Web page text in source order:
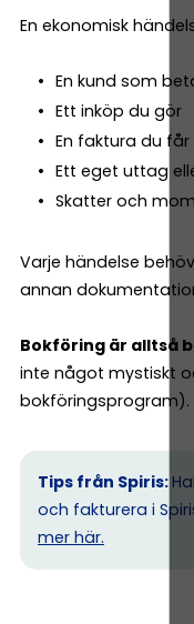
En ekonomisk
En kund som
Ett inköp du gör
En faktura du får
Ett eget uttag
Skatter och
Varje händelse
annan
Bokföring är alltså
inte något mystiskt
bokföringsprogram).
Tips från Spiris:
och fakturera i
mer här.